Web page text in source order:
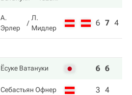
А.
Эрлер
Л.
Мидлер
6 7 4
Ёсуке Ватануки 6 6
Себастьян Офнер 3 4